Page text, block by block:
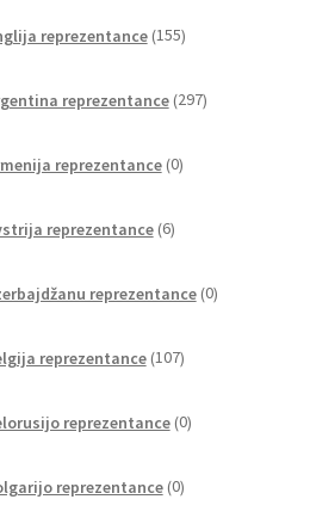
reprezentance 155izdelkov
reprezentance 297izdelkov
reprezentance 0izdelkov
reprezentance 6izdelkov
reprezentance 0izdelkov
reprezentance 107izdelkov
reprezentance 0izdelkov
reprezentance 0izdelkov